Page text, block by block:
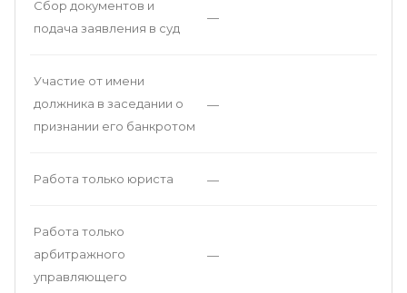
Сбор документов и
подача заявления в суд
—
Участие от имени
должника в заседании о
признании его банкротом
—
Работа только юриста —
Работа только
арбитражного
управляющего
—